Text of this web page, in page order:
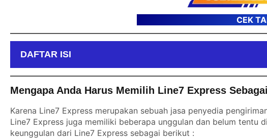
CEK
DAFTAR ISI
Mengapa Anda Harus Memilih Line7 Express
Karena Line7 Express merupakan sebuah jasa penyedia
Line7 Express juga memiliki beberapa unggulan dan belum tentu
keunggulan dari Line7 Express sebagai berikut :